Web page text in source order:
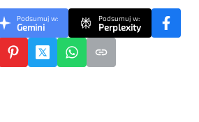
Podsumuj w:
Gemini
Podsumuj w:
Perplexity